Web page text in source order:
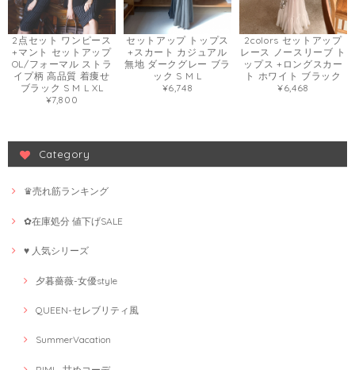
2点セット ワンピース
+マント セットアップ
OL/フォーマル ストラ
イプ柄 高品質 着痩せ
ブラック S M L XL
¥7,800
セットアップ トップス
+スカート カジュアル
無地 ダークグレー ブラ
ック S M L
¥6,748
2colors セットアップ
レース ノースリーブ ト
ップス +ロングスカー
ト ホワイト ブラック
¥6,468
Category
♛売れ筋ランキング
✿在庫処分 値下げSALE
♥ 人気シリーズ
夕暮薔薇-女優style
QUEEN-セレブリティ風
SummerVacation